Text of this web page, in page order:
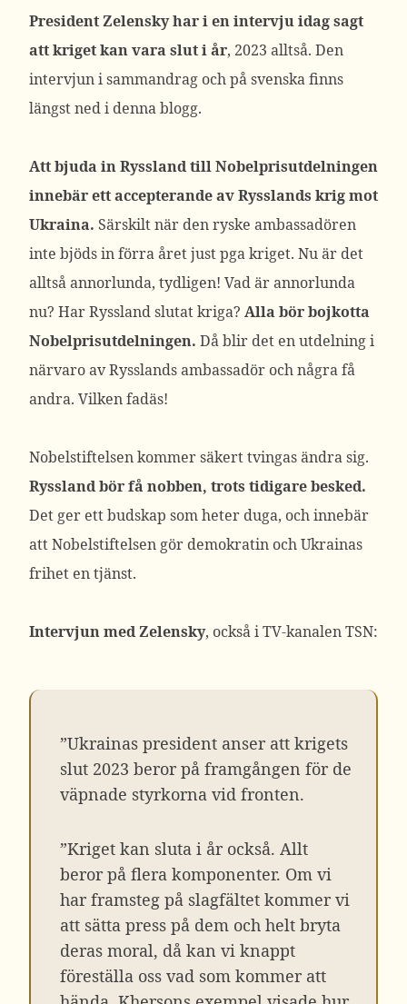
President Zelensky har i en intervju idag sagt
att kriget kan vara slut i år, 2023 alltså. Den
intervjun i sammandrag och på svenska finns
längst ned i denna blogg.
Att bjuda in Ryssland till Nobelprisutdelningen
innebär ett accepterande av Rysslands krig mot
Ukraina. Särskilt när den ryske ambassadören
inte bjöds in förra året just pga kriget. Nu är det
alltså annorlunda, tydligen! Vad är annorlunda
nu? Har Ryssland slutat kriga? Alla bör bojkotta
Nobelprisutdelningen. Då blir det en utdelning i
närvaro av Rysslands ambassadör och några få
andra. Vilken fadäs!
Nobelstiftelsen kommer säkert tvingas ändra sig.
Ryssland bör få nobben, trots tidigare besked.
Det ger ett budskap som heter duga, och innebär
att Nobelstiftelsen gör demokratin och Ukrainas
frihet en tjänst.
Intervjun med Zelensky, också i TV-kanalen TSN:
”Ukrainas president anser att krigets
slut 2023 beror på framgången för de
väpnade styrkorna vid fronten.
”Kriget kan sluta i år också. Allt
beror på flera komponenter. Om vi
har framsteg på slagfältet kommer vi
att sätta press på dem och helt bryta
deras moral, då kan vi knappt
föreställa oss vad som kommer att